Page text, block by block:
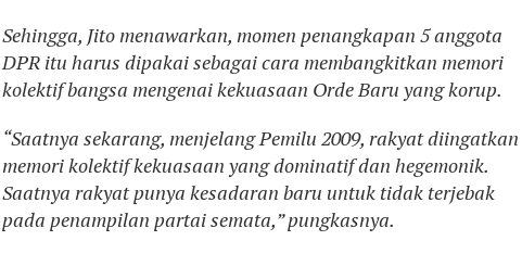
Sehingga, Jito menawarkan, momen penangkapan 5 anggota
DPR itu harus dipakai sebagai cara membangkitkan memori
kolektif bangsa mengenai kekuasaan Orde Baru yang korup.
“Saatnya sekarang, menjelang Pemilu 2009, rakyat diingatkan
memori kolektif kekuasaan yang dominatif dan hegemonik.
Saatnya rakyat punya kesadaran baru untuk tidak terjebak
pada penampilan partai semata,” pungkasnya.